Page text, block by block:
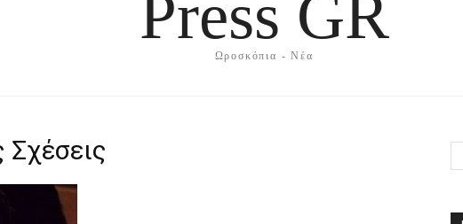
Press GR
Ωροσκόπια - Νέα
Σχέσεις